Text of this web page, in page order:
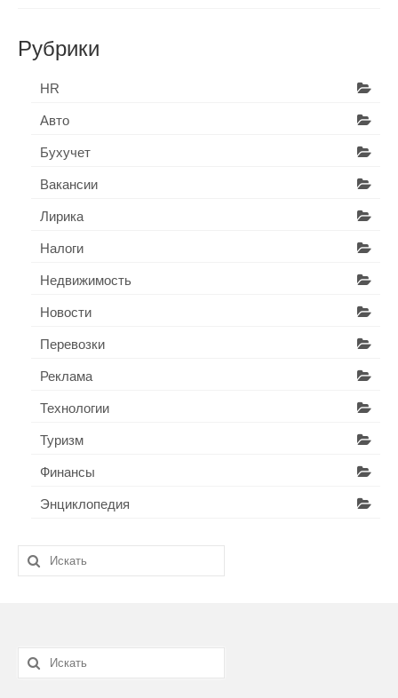
Рубрики
HR
Авто
Бухучет
Вакансии
Лирика
Налоги
Недвижимость
Новости
Перевозки
Реклама
Технологии
Туризм
Финансы
Энциклопедия
Искать:
Искать: